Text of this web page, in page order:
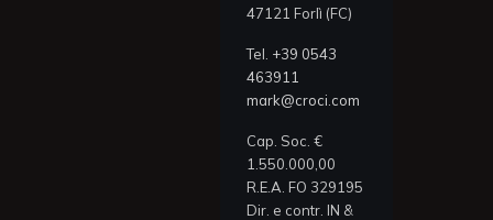
47121 Forlì (FC)
Tel. +39 0543
463911
mark@croci.com
Cap. Soc. €
1.550.000,00
R.E.A. FO 329195
Dir. e contr. IN &